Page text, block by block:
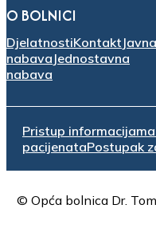
O BOLNICI
DjelatnostiKontakt Javna
nabava Jednostavna
nabava
Pristup informacijama
pacijenataPostupak
© Opća bolnica Dr.